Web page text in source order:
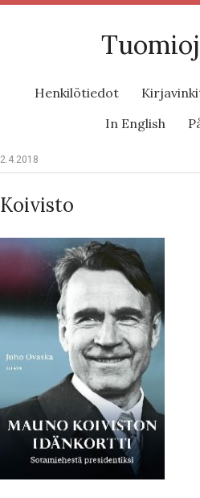
Henkilötiedot
In English
2.4.2018
Koivisto